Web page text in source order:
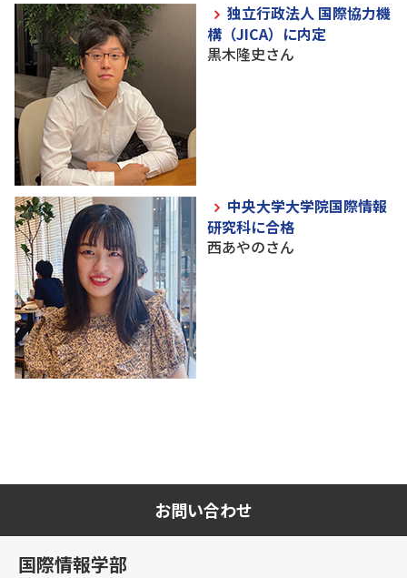
独立行政法人 国際協力機
構（JICA）に内定
黒木隆史さん
中央大学大学院国際情報
研究科に合格
西あやのさん
お問い合わせ
国際情報学部